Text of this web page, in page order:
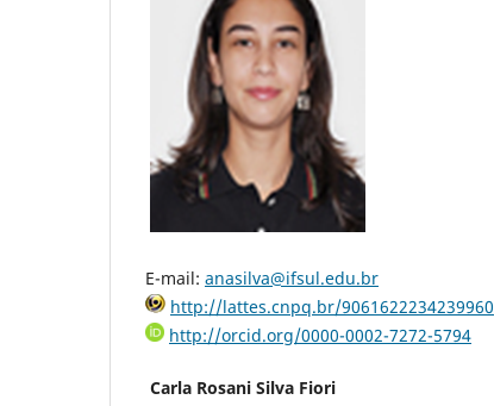
E-mail: anasilva@ifsul.edu.br
http://lattes.cnpq.br/9061622234239960
http://orcid.org/0000-0002-7272-5794
Carla Rosani Silva Fiori